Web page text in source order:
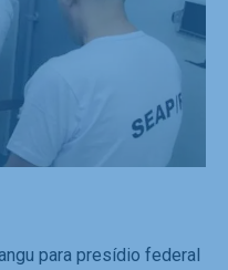
para presídio federal